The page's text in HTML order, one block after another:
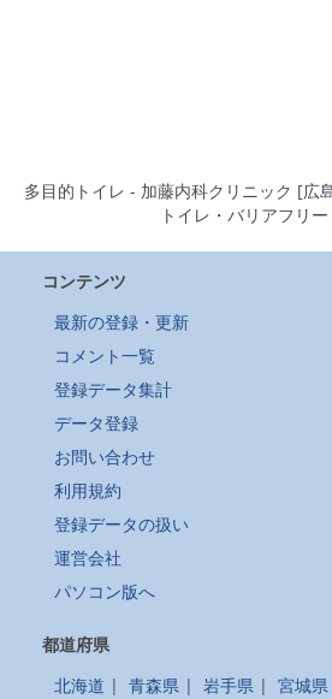
多目的トイレ - 加藤内科クリニック [広
トイレ・バリアフリ
コンテンツ
最新の登録・更新
コメント一覧
登録データ集計
データ登録
お問い合わせ
利用規約
登録データの扱い
運営会社
パソコン版へ
都道府県
北海道 | 青森県 | 岩手県 | 宮城県